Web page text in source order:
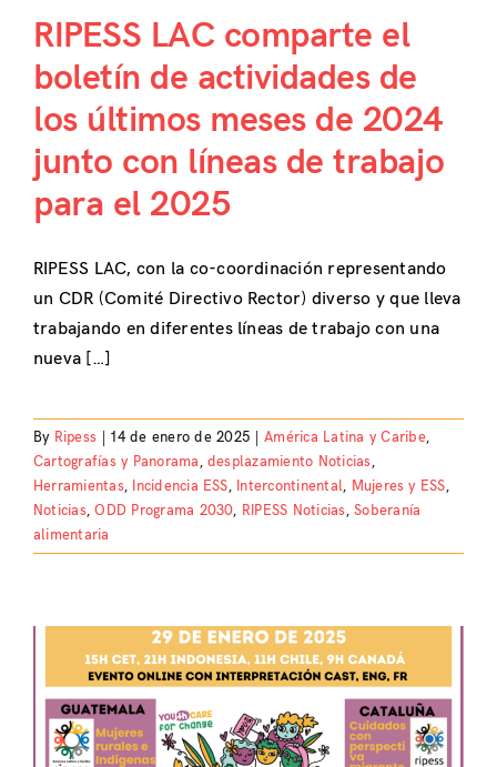
RIPESS LAC comparte el
boletín de actividades de
los últimos meses de 2024
junto con líneas de trabajo
para el 2025
RIPESS LAC, con la co-coordinación representando
un CDR (Comité Directivo Rector) diverso y que lleva
trabajando en diferentes líneas de trabajo con una
nueva […]
By Ripess 14 de enero de 2025 América Latina y Caribe,
Cartografías y Panorama, desplazamiento Noticias,
Herramientas, Incidencia ESS, Intercontinental, Mujeres y ESS,
Noticias,ODD Programa 2030, RIPESS Noticias,Soberanía
alimentaria